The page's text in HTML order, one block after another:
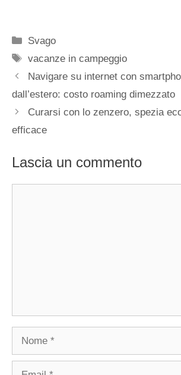
Categorie
Svago
Tag
vacanze in campeggio
Navigare su internet con
dall’estero: costo roaming dimezzato
Curarsi con lo zenzero, spezia
efficace
Lascia un commento
Nome
Email